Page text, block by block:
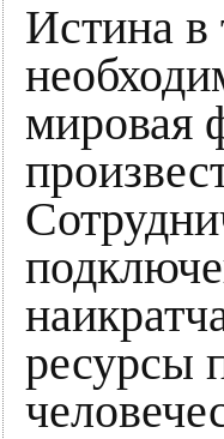
Истина в
мировая
ресурсы